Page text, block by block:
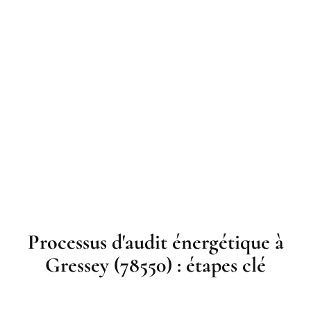
Processus d'audit énergétique à
Gressey (78550) : étapes clé